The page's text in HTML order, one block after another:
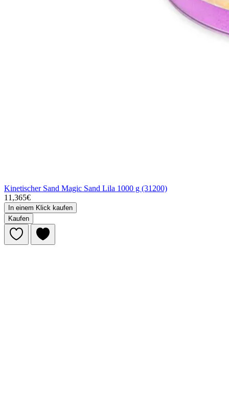
Kinetischer Sand Magic Sand Lila 1000 g (31200)
11,365€
In einem Klick kaufen
Kaufen